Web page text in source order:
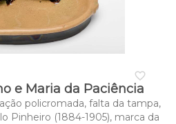
favorite_border
e Maria da Paciência
policromada, falta da tampa,
Pinheiro (1884-1905), marca da